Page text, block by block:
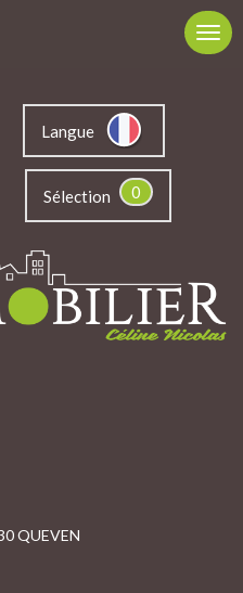
Langue
Sélection 0
QUEVEN